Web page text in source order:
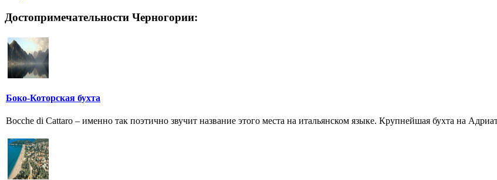
Достопримечательности Черногории:
Боко-Которская бухта
Bocche di Cattaro – именно так поэтично звучит название этого места на итальянском языке. Крупнейшая бухта на